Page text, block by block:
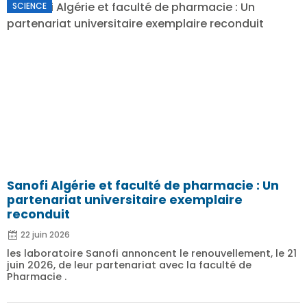
SCIENCE
Sanofi Algérie et faculté de pharmacie : Un
partenariat universitaire exemplaire
reconduit
22 juin 2026
les laboratoire Sanofi annoncent le renouvellement, le 21
juin 2026, de leur partenariat avec la faculté de
Pharmacie .